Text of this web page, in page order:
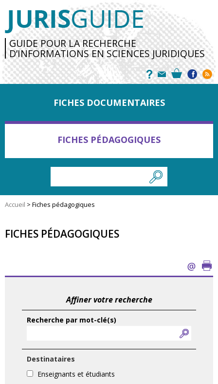
GUIDE POUR LA RECHERCHE
D’INFORMATIONS EN SCIENCES JURIDIQUES
FICHES DOCUMENTAIRES
FICHES PÉDAGOGIQUES
Accueil > Fiches pédagogiques
FICHES PÉDAGOGIQUES
Affiner votre recherche
Recherche par mot-clé(s)
Destinataires
Enseignants et étudiants